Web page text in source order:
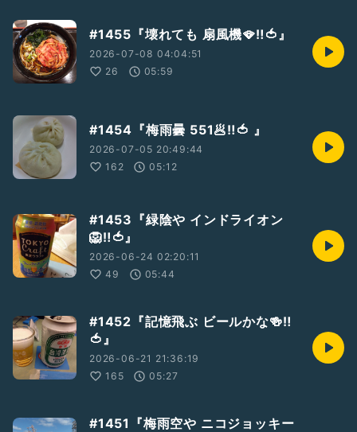
#1455『壊れても 扇風機🪭‼️🍅』
2026-07-08 04:04:51
26
05:59
#1454『梅雨曇 551🥟‼️🍅 』
2026-07-05 20:49:44
162
05:12
#1453『緑陰や インドライオン
🦁‼️🍅』
2026-06-24 02:20:11
49
05:44
#1452『記憶飛ぶ ビールかな🍻‼️
🍅』
2026-06-21 21:36:19
165
05:27
#1451『梅雨空や ニコジョッキー